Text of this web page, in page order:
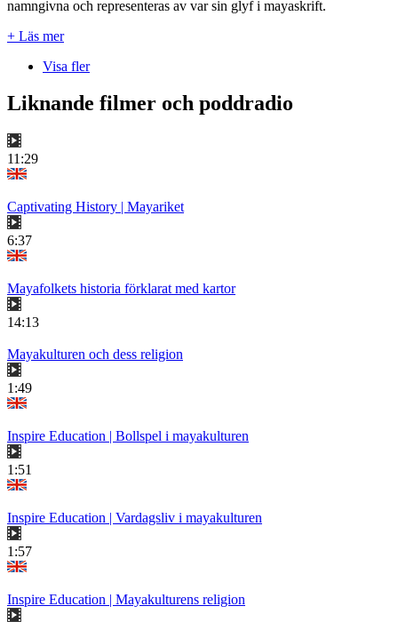
namngivna och representeras av var sin glyf i mayaskrift.
+ Läs mer
Visa fler
Liknande filmer och poddradio
11:29
Captivating History | Mayariket
6:37
Mayafolkets historia förklarat med kartor
14:13
Mayakulturen och dess religion
1:49
Inspire Education | Bollspel i mayakulturen
1:51
Inspire Education | Vardagsliv i mayakulturen
1:57
Inspire Education | Mayakulturens religion